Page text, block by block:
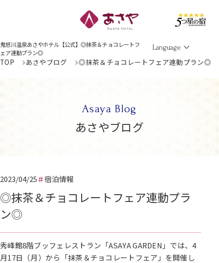
鬼怒川温泉あさやホテル【公式】◎抹茶＆チョコレートフ
ェア連動プラン◎
Language
TOP あさやブログ ◎抹茶＆チョコレートフェア連動プラン◎
Asaya Blog
あさやブログ
2023/04/25 宿泊情報
◎抹茶＆チョコレートフェア連動プラ
ン◎
秀峰館8階ブッフェレストラン「ASAYA GARDEN」では、4
月17日（月）から「抹茶＆チョコレートフェア」を開催し